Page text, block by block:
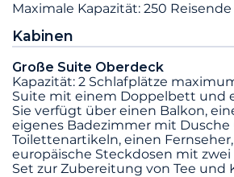
Maximale Kapazität: 250 Reisende
Kabinen
Große Suite Oberdeck
Kapazität: 2 Schlafplätze
Suite mit einem Doppelbett und
Sie verfügt über einen Balkon,
eigenes Badezimmer mit Dusche
Toilettenartikeln, einen
europäische Steckdosen mit
Set zur Zubereitung von Tee und